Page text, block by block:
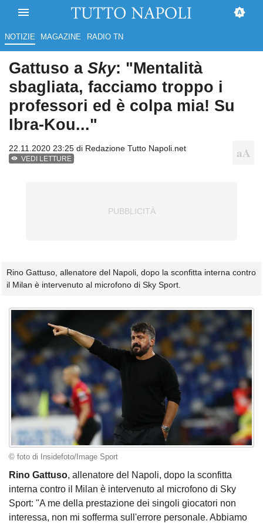
NOTIZIE MAGAZINE RADIO TN
Gattuso a Sky: "Mentalità
sbagliata, facciamo troppo i
professori ed è colpa mia! Su
Ibra-Kou..."
22.11.2020 23:25 di Redazione Tutto Napoli.net
VEDI LETTURE
Rino Gattuso, allenatore del Napoli, dopo la sconfitta interna contro
il Milan è intervenuto al microfono di Sky Sport.
© foto di Insidefoto/Image Sport
Rino Gattuso, allenatore del Napoli, dopo la sconfitta
interna contro il Milan è intervenuto al microfono di Sky
Sport: "A me della prestazione dei singoli giocatori non
interessa, non mi sofferma sull'errore personale. Abbiamo